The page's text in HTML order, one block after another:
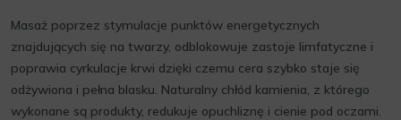
Masaż poprzez stymulacje punktów energetycznych
znajdujących się na twarzy, odblokowuje zastoje limfatyczne i
poprawia cyrkulacje krwi dzięki czemu cera szybko staje się
odżywiona i pełna blasku. Naturalny chłód kamienia, z którego
wykonane są produkty, redukuje opuchliznę i cienie pod oczami.